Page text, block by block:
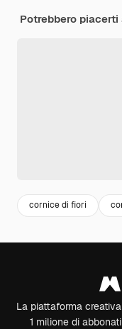
Potrebbero
cornice di fiori
La piattaforma
1 milione di